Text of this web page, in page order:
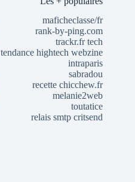
maficheclasse/fr
rank-by-ping.com
trackr.fr tech
tendance hightech webzine
intraparis
sabradou
recette chicchew.fr
melanie2web
toutatice
relais smtp critsend